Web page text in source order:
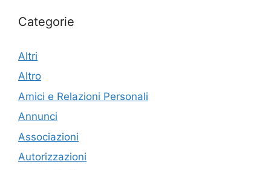
Categorie
Altri
Altro
Amici e Relazioni Personali
Annunci
Associazioni
Autorizzazioni